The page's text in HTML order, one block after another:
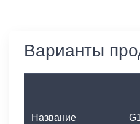
Варианты
Название